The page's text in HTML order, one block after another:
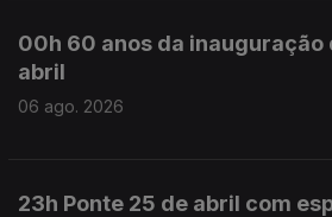
00h 60 anos da inauguração
abril
06 ago. 2026
23h Ponte 25 de abril com